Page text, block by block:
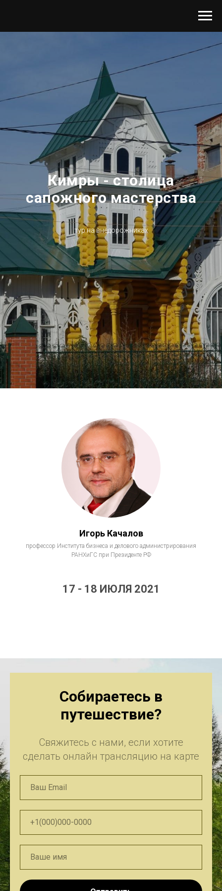
Кимры - столица
сапожного мастерства
тур на внедорожниках
Игорь Качалов
профессор Института бизнеса и делового администрирования
РАНХиГС при Президенте РФ
17 - 18 ИЮЛЯ 2021
Собираетесь в
путешествие?
Свяжитесь с нами, если хотите
сделать онлайн трансляцию на карте